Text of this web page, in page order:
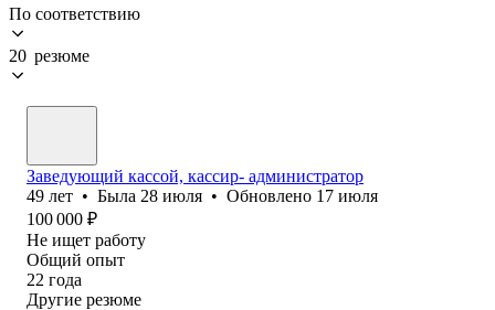
По соответствию
20 резюме
Заведующий кассой, кассир- администратор
49 лет • Была 28 июля • Обновлено 17 июля
100 000 ₽
Не ищет работу
Общий опыт
22 года
Другие резюме